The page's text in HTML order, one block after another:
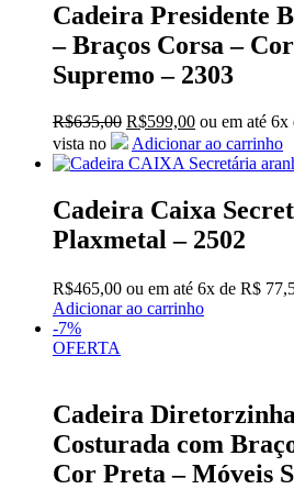
Cadeira Presidente
– Braços Corsa –
Supremo – 2303
R$635,00 O
preço
original
R$635,00.
R$599,00O
preço
atual
R$599,00.
ou em até 6x
vista no
Adicionar ao carrinho
Cadeira Caixa
Plaxmetal – 2502
R$465,00 ou em até 6x de R$
Adicionar ao carrinho
-7%
OFERTA
Cadeira
Costurada com
Cor Preta – Móveis